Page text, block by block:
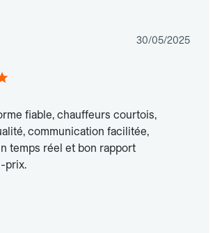
30/05/2025
fiable, chauffeurs courtois,
communication facilitée,
temps réel et bon rapport
prix.